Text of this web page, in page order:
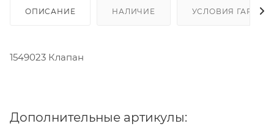
ОПИСАНИЕ НАЛИЧИЕ УСЛОВИЯ
1549023 Клапан
Дополнительные артикулы: